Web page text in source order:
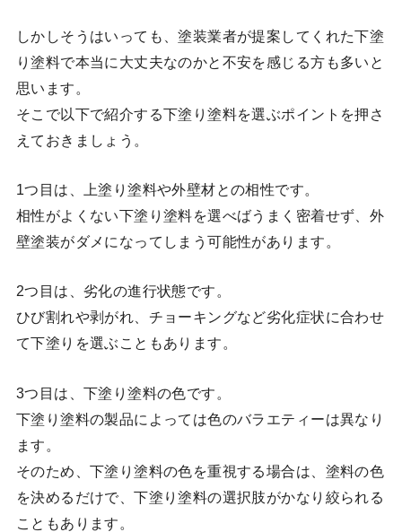
しかしそうはいっても、塗装業者が提案してくれた下塗
り塗料で本当に大丈夫なのかと不安を感じる方も多いと
思います。
そこで以下で紹介する下塗り塗料を選ぶポイントを押さ
えておきましょう。
1つ目は、上塗り塗料や外壁材との相性です。
相性がよくない下塗り塗料を選べばうまく密着せず、外
壁塗装がダメになってしまう可能性があります。
2つ目は、劣化の進行状態です。
ひび割れや剥がれ、チョーキングなど劣化症状に合わせ
て下塗りを選ぶこともあります。
3つ目は、下塗り塗料の色です。
下塗り塗料の製品によっては色のバラエティーは異なり
ます。
そのため、下塗り塗料の色を重視する場合は、塗料の色
を決めるだけで、下塗り塗料の選択肢がかなり絞られる
こともあります。